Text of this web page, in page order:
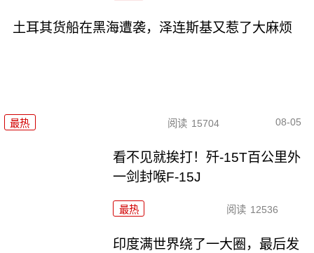
土耳其货船在黑海遭袭，泽连斯基又惹了大麻烦
最热 阅读 15704 08-05
看不见就挨打！歼-15T百公里外
一剑封喉F-15J
最热 阅读 12536
印度满世界绕了一大圈，最后发